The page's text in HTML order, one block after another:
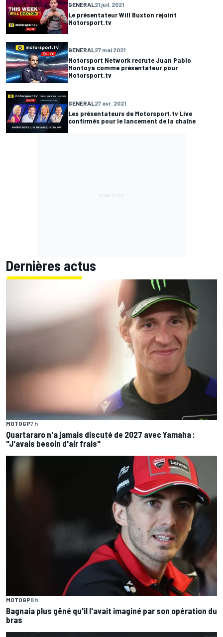
GENERAL 21 juil. 2021
Le présentateur Will Buxton rejoint
Motorsport.tv
GENERAL27 mai 2021
Motorsport Network recrute Juan Pablo
Montoya comme présentateur pour
Motorsport.tv
GENERAL27 avr. 2021
Les présentateurs de Motorsport.tv Live
confirmés pour le lancement de la chaîne
Dernières actus
MOTOGP7 h
Quartararo n'a jamais discuté de 2027 avec Yamaha :
"J'avais besoin d'air frais"
MOTOGP8 h
Bagnaia plus gêné qu'il l'avait imaginé par son opération du
bras